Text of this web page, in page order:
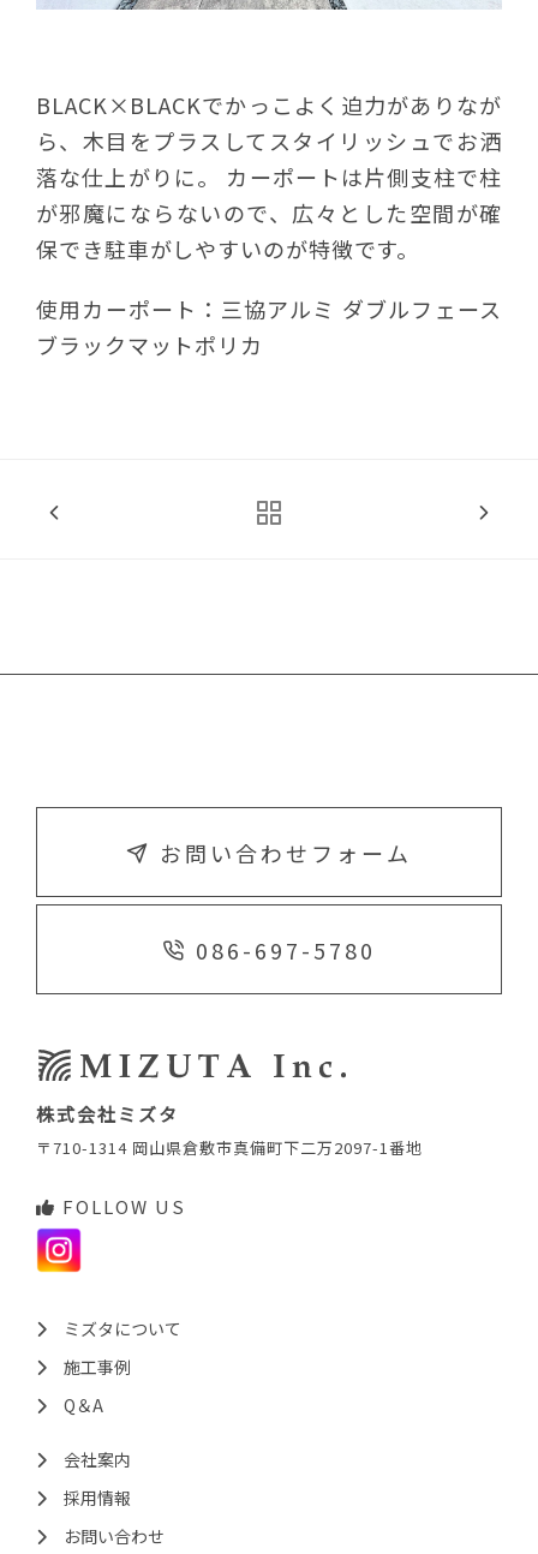
BLACK×BLACKでかっこよく迫力がありなが
ら、木目をプラスしてスタイリッシュでお洒
落な仕上がりに。 カーポートは片側支柱で柱
が邪魔にならないので、広々とした空間が確
保でき駐車がしやすいのが特徴です。
使用カーポート：三協アルミ ダブルフェース
ブラックマットポリカ
お問い合わせフォーム
086-697-5780
株式会社ミズタ
〒710-1314 岡山県倉敷市真備町下二万2097-1番地
FOLLOW US
ミズタについて
施工事例
Q＆A
会社案内
採用情報
お問い合わせ